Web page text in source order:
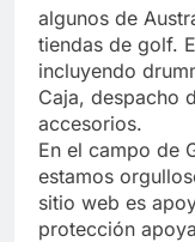
algunos de
tiendas de golf.
incluyendo
Caja, despacho
accesorios.
En el campo de
estamos
sitio web es
protección